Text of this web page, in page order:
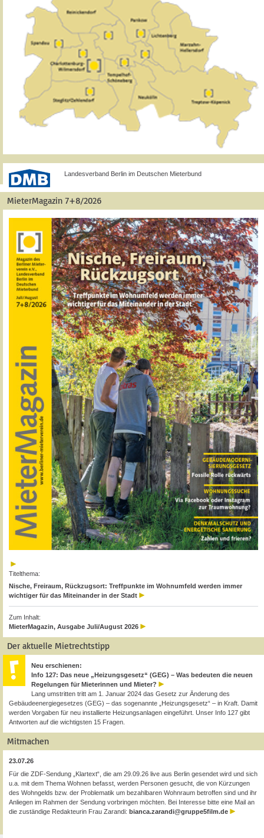
Landesverband Berlin im Deutschen Mieterbund
MieterMagazin 7+8/2026
Titelthema:
Nische, Freiraum, Rückzugsort: Treffpunkte im Wohnumfeld werden immer
wichtiger für das Miteinander in der Stadt
Zum Inhalt:
MieterMagazin, Ausgabe Juli/August 2026
Der aktuelle Mietrechtstipp
Neu erschienen:
Info 127: Das neue „Heizungsgesetz“ (GEG) – Was bedeuten die neuen
Regelungen für Mieterinnen und Mieter?
Lang umstritten tritt am 1. Januar 2024 das Gesetz zur Änderung des
Gebäudeenergiegesetzes (GEG) – das sogenannte „Heizungsgesetz“ – in Kraft. Damit
werden Vorgaben für neu installierte Heizungsanlagen eingeführt. Unser Info 127 gibt
Antworten auf die wichtigsten 15 Fragen.
Mitmachen
23.07.26
Für die ZDF-Sendung „Klartext“, die am 29.09.26 live aus Berlin gesendet wird und sich
u.a. mit dem Thema Wohnen befasst, werden Personen gesucht, die von Kürzungen
des Wohngelds bzw. der Problematik um bezahlbaren Wohnraum betroffen sind und ihr
Anliegen im Rahmen der Sendung vorbringen möchten. Bei Interesse bitte eine Mail an
die zuständige Redakteurin Frau Zarandi: bianca.zarandi@gruppe5film.de